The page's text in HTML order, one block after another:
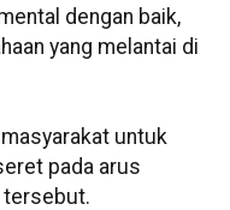
dengan baik,
yang melantai di
untuk
pada arus
tersebut.